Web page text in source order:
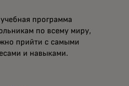
программа
по всему миру,
прийти с самыми
и навыками.